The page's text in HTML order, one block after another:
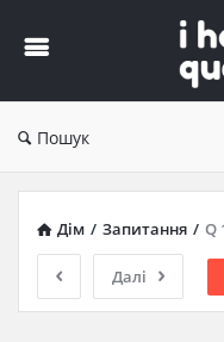
Пошук
Дім / Запитання / Q
Далі